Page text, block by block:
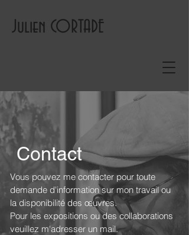
Julien CORTADE
Contact
Vous pouvez me contacter pour toute
demande d'information sur mon travail ou
la disponibilité des œuvres.
Pour les expositions ou des collaborations
veuillez m'adresser un mail.